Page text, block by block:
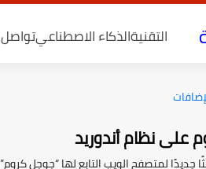
التقنيةالذكاء الاصطناعي
على نظام أندوريد
جديدًا لمتصفح الويب التابع لها “جوجل